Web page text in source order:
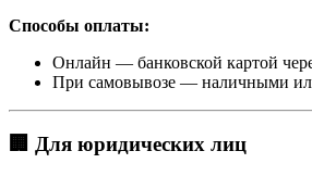
Способы оплаты:
Онлайн — банковской картой
При самовывозе — наличными
🏢 Для юридических лиц